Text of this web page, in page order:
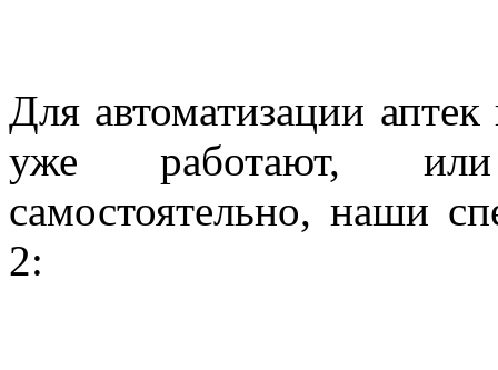
Для автоматизации
уже работают, или
самостоятельно, наши
2: